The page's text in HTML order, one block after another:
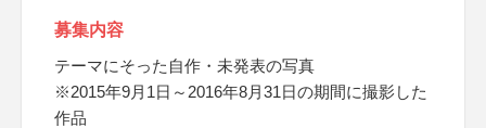
募集内容
テーマにそった自作・未発表の写真
※2015年9月1日～2016年8月31日の期間に撮影した
作品